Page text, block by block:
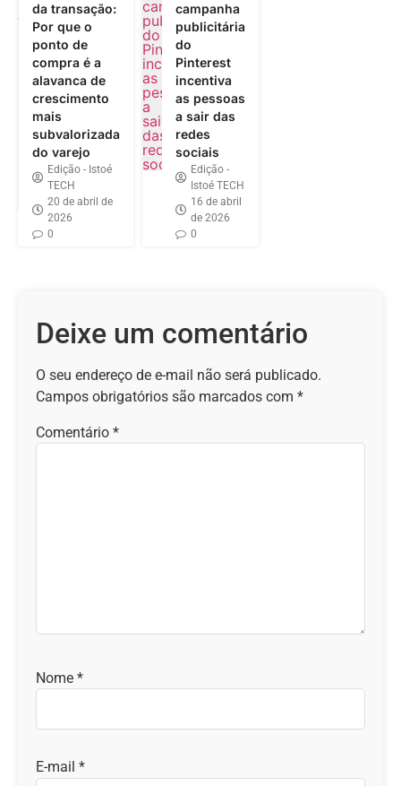
da transação:
Por que o
ponto de
compra é a
alavanca de
crescimento
mais
subvalorizada
do varejo
Edição - Istoé
TECH
20 de abril de
2026
0
campanha
publicitária
do
Pinterest
incentiva
as pessoas
a sair das
redes
sociais
Edição -
Istoé TECH
16 de abril
de 2026
0
Deixe um comentário
O seu endereço de e-mail não será publicado.
Campos obrigatórios são marcados com *
Comentário *
Nome *
E-mail *